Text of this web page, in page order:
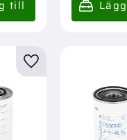
Lägg till i favoriter